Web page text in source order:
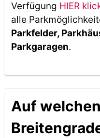
Verfügung HIER
alle
Parkfelder,
Parkgaragen.
Auf